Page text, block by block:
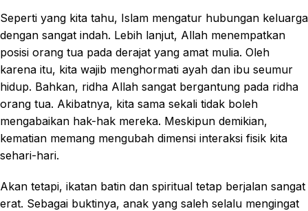
Seperti yang kita tahu, Islam mengatur hubungan keluarga
dengan sangat indah. Lebih lanjut, Allah menempatkan
posisi orang tua pada derajat yang amat mulia. Oleh
karena itu, kita wajib menghormati ayah dan ibu seumur
hidup. Bahkan, ridha Allah sangat bergantung pada ridha
orang tua. Akibatnya, kita sama sekali tidak boleh
mengabaikan hak-hak mereka. Meskipun demikian,
kematian memang mengubah dimensi interaksi fisik kita
sehari-hari.
Akan tetapi, ikatan batin dan spiritual tetap berjalan sangat
erat. Sebagai buktinya, anak yang saleh selalu mengingat